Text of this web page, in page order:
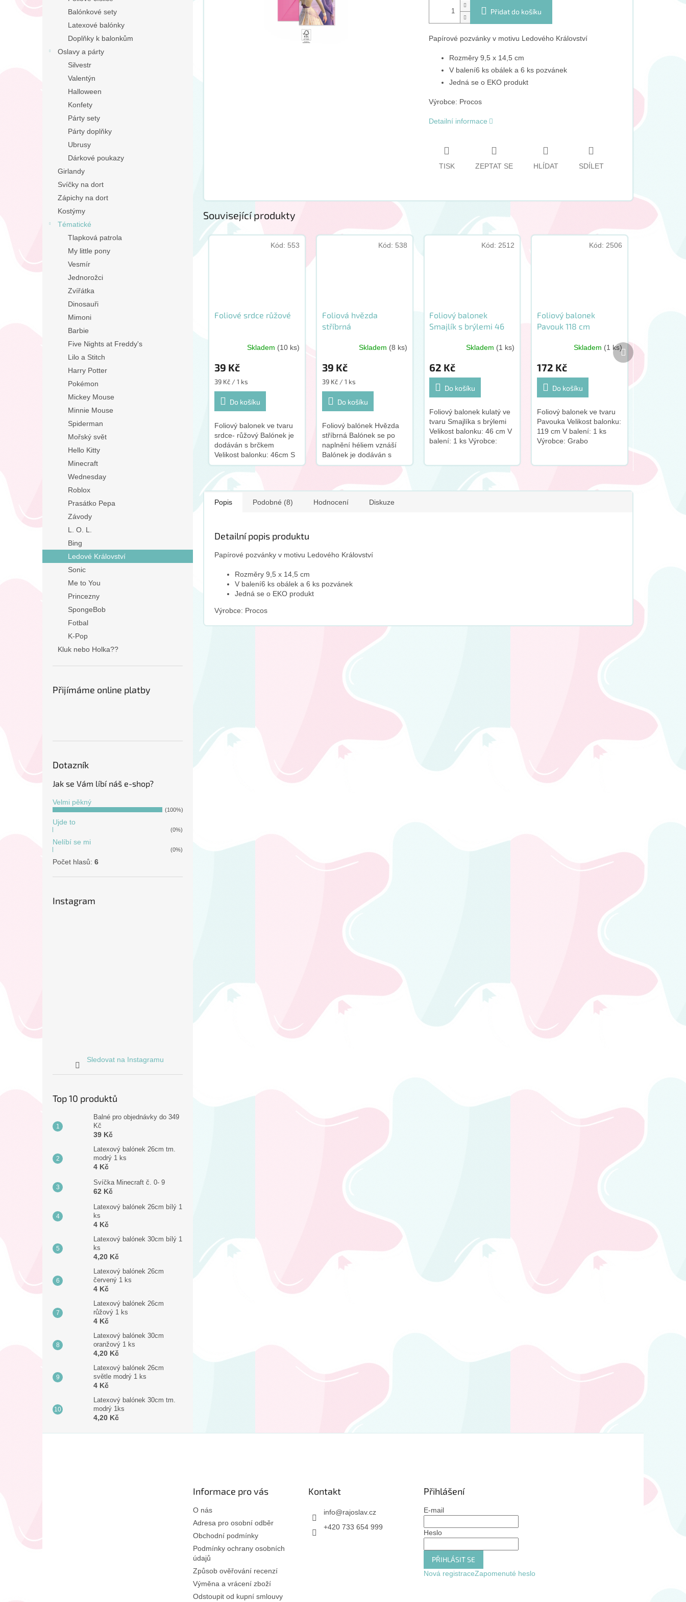
n
e
Balónkové sety
Latexové balónky
Doplňky k balonkům
Oslavy a párty
Silvestr
Valentýn
Halloween
Konfety
Párty sety
Párty doplňky
Ubrusy
Dárkové poukazy
Girlandy
Svíčky na dort
Zápichy na dort
Kostýmy
Tématické
Tlapková patrola
My little pony
Vesmír
Jednorožci
Zvířátka
Dinosauři
Mimoni
Barbie
Five Nights at Freddy's
Lilo a Stitch
Harry Potter
Pokémon
Mickey Mouse
Minnie Mouse
Spiderman
Mořský svět
Hello Kitty
Minecraft
Wednesday
Roblox
Prasátko Pepa
Závody
L. O. L.
Bing
Ledové Království
Sonic
Me to You
Princezny
SpongeBob
Fotbal
K-Pop
Kluk nebo Holka??
Přijímáme online platby
Dotazník
Jak se Vám líbí náš e-shop?
Velmi pěkný
(100%)
Ujde to
(0%)
Nelíbí se mi
(0%)
Počet hlasů: 6
Instagram
Sledovat na Instagramu
Top 10 produktů
Balné pro objednávky do 349
Kč
39 Kč
Latexový balónek 26cm tm.
modrý 1 ks
4 Kč
Svíčka Minecraft č. 0- 9
62 Kč
Latexový balónek 26cm bílý 1
ks
4 Kč
Latexový balónek 30cm bílý 1
ks
4,20 Kč
Latexový balónek 26cm
červený 1 ks
4 Kč
Latexový balónek 26cm
růžový 1 ks
4 Kč
Latexový balónek 30cm
oranžový 1 ks
4,20 Kč
Latexový balónek 26cm
světle modrý 1 ks
4 Kč
Latexový balónek 30cm tm.
modrý 1ks
4,20 Kč
Přidat do košíku
Papírové pozvánky v motivu Ledového Království
Rozměry 9,5 x 14,5 cm
V balení6 ks obálek a 6 ks pozvánek
Jedná se o EKO produkt
Výrobce: Procos
Detailní informace
TISK ZEPTAT SE HLÍDAT SDÍLET
Související produkty
Foliové srdce růžové
Skladem (10 ks)
39 Kč
Měrná
cena:
39 Kč / 1 ks
Do košíku
Foliový balonek ve tvaru
srdce- růžový Balónek je
dodáván s brčkem
Velikost balonku: 46cm S
tímto produktem
doporučujeme zakoupit
tento doplněk:
Kód: 553
Foliová hvězda
stříbrná
Skladem (8 ks)
39 Kč
Měrná
cena:
39 Kč / 1 ks
Do košíku
Foliový balónek Hvězda
stříbrná Balónek se po
naplnění héliem vznáší
Balónek je dodáván s
brčkem Velikost balonku
46cm S tímto produktem
doporučujeme zakoupit
tento doplněk:
Kód: 538
Foliový balonek
Smajlík s brýlemi 46
Skladem (1 ks)
62 Kč
Do košíku
Foliový balonek kulatý ve
tvaru Smajlíka s brýlemi
Velikost balonku: 46 cm V
balení: 1 ks Výrobce:
Kód: 2512
Foliový balonek
Pavouk 118 cm
Skladem (1 ks)
172 Kč
Do košíku
Foliový balonek ve tvaru
Pavouka Velikost balonku:
119 cm V balení: 1 ks
Výrobce: Grabo
Kód: 2506
Další
produkt
Popis Podobné (8) Hodnocení Diskuze
Detailní popis produktu
Papírové pozvánky v motivu Ledového Království
Rozměry 9,5 x 14,5 cm
V balení6 ks obálek a 6 ks pozvánek
Jedná se o EKO produkt
Výrobce: Procos
Informace pro vás
O nás
Adresa pro osobní odběr
Obchodní podmínky
Podmínky ochrany osobních
údajů
Způsob ověřování recenzí
Výměna a vrácení zboží
Odstoupit od kupní smlouvy
Kontakt
info@rajoslav.cz
+420 733 654 999
Přihlášení
E-mail
Heslo
PŘIHLÁSIT SE
Nová registraceZapomenuté heslo